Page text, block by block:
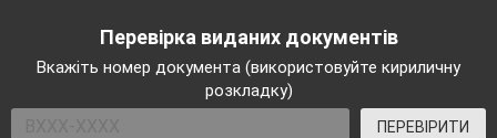
Перевірка виданих документів
Вкажіть номер документа (використовуйте кириличну
розкладку)
ПЕРЕВІРИТИ